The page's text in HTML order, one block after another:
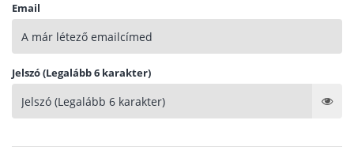
Email
Jelszó (Legalább 6 karakter)